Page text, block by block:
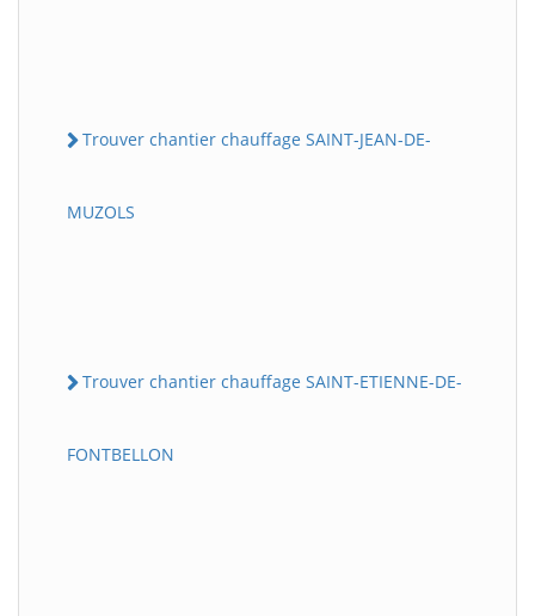
Trouver chantier chauffage SAINT-JEAN-DE-
MUZOLS
Trouver chantier chauffage SAINT-ETIENNE-DE-
FONTBELLON